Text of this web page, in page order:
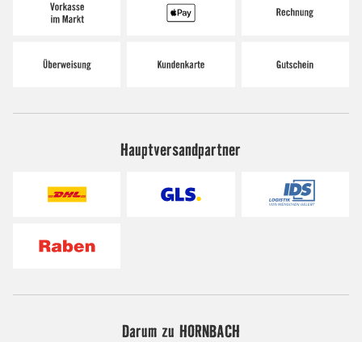
Hauptversandpartner
Darum zu HORNBACH